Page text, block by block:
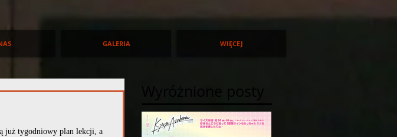
GALERIA WIĘCEJ
już tygodniowy plan lekcji, a